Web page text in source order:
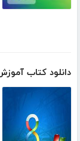
دانلود کتاب